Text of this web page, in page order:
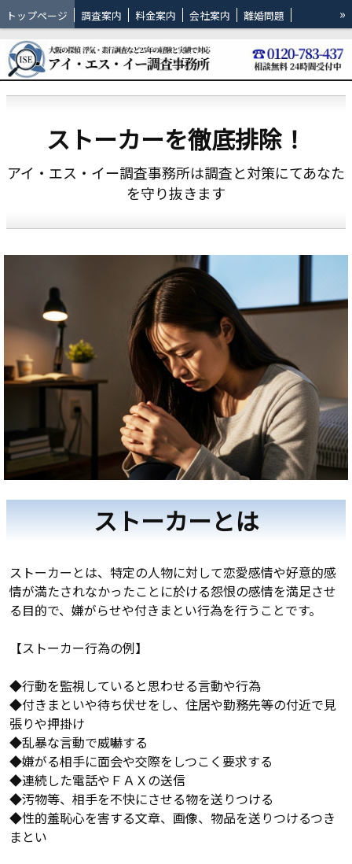
トップページ 調査案内 料金案内 会社案内
離婚問題
ブログ
吹田市の調査 豊中市の調査
茨木市の調査
サイトマップ
»
ストーカーを徹底排除！
アイ・エス・イー調査事務所は調査と対策にてあなた
を守り抜きます
ストーカーとは
ストーカーとは、特定の人物に対して恋愛感情や好意的感
情が満たされなかったことに於ける怨恨の感情を満足させ
る目的で、嫌がらせや付きまとい行為を行うことです。
【ストーカー行為の例】
◆行動を監視していると思わせる言動や行為
◆付きまといや待ち伏せをし、住居や勤務先等の付近で見
張りや押掛け
◆乱暴な言動で威嚇する
◆嫌がる相手に面会や交際をしつこく要求する
◆連続した電話やＦＡＸの送信
◆汚物等、相手を不快にさせる物を送りつける
◆性的羞恥心を害する文章、画像、物品を送りつけるつき
まとい